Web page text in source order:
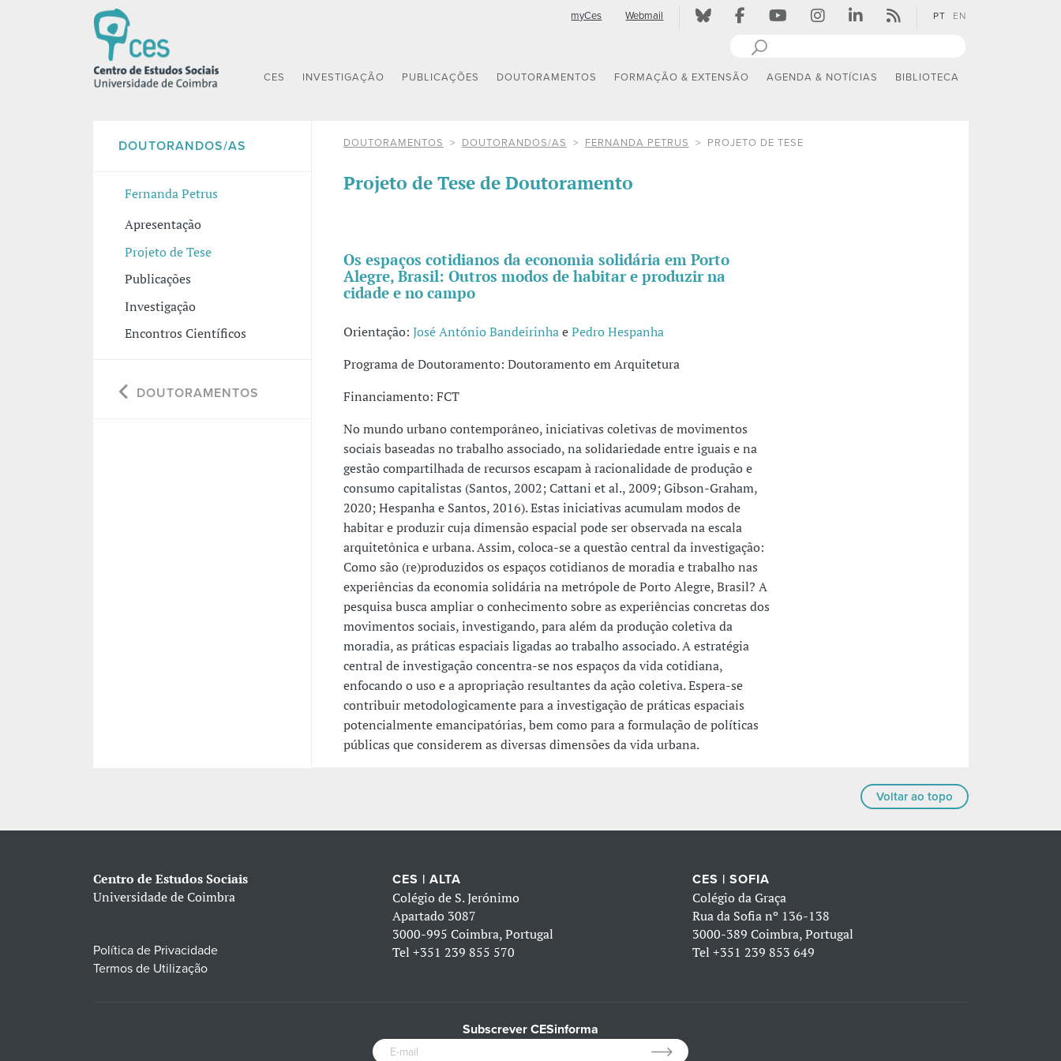
myCes Webmail PT EN
CES INVESTIGAÇÃO PUBLICAÇÕES DOUTORAMENTOS FORMAÇÃO & EXTENSÃO AGENDA & NOTÍCIAS BIBLIOTECA
DOUTORANDOS/AS
Fernanda Petrus
Apresentação
Projeto de Tese
Publicações
Investigação
Encontros Científicos
DOUTORAMENTOS
DOUTORAMENTOS DOUTORANDOS/AS FERNANDA PETRUS PROJETO DE TESE
Projeto de Tese de Doutoramento
Os espaços cotidianos da economia solidária em Porto
Alegre, Brasil: Outros modos de habitar e produzir na
cidade e no campo
Orientação: José António BandeirinhaePedro Hespanha
Programa de Doutoramento: Doutoramento em Arquitetura
Financiamento: FCT
No mundo urbano contemporâneo, iniciativas coletivas de movimentos
sociais baseadas no trabalho associado, na solidariedade entre iguais e na
gestão compartilhada de recursos escapam à racionalidade de produção e
consumo capitalistas (Santos, 2002; Cattani et al., 2009; Gibson-Graham,
2020; Hespanha e Santos, 2016). Estas iniciativas acumulam modos de
habitar e produzir cuja dimensão espacial pode ser observada na escala
arquitetônica e urbana. Assim, coloca-se a questão central da investigação:
Como são (re)produzidos os espaços cotidianos de moradia e trabalho nas
experiências da economia solidária na metrópole de Porto Alegre, Brasil? A
pesquisa busca ampliar o conhecimento sobre as experiências concretas dos
movimentos sociais, investigando, para além da produção coletiva da
moradia, as práticas espaciais ligadas ao trabalho associado. A estratégia
central de investigação concentra-se nos espaços da vida cotidiana,
enfocando o uso e a apropriação resultantes da ação coletiva. Espera-se
contribuir metodologicamente para a investigação de práticas espaciais
potencialmente emancipatórias, bem como para a formulação de políticas
públicas que considerem as diversas dimensões da vida urbana.
Voltar ao topo
Centro de Estudos Sociais
Universidade de Coimbra
Política de Privacidade
Termos de Utilização
CES | ALTA
Colégio de S. Jerónimo
Apartado 3087
3000-995 Coimbra, Portugal
Tel+351 239 855 570
CES | SOFIA
Colégio da Graça
Rua da Sofia nº 136-138
3000-389 Coimbra, Portugal
Tel +351 239 853 649
Subscrever CESinforma